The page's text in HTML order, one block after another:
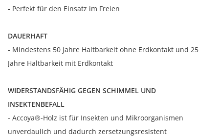
- Perfekt für den Einsatz im Freien
DAUERHAFT
- Mindestens 50 Jahre Haltbarkeit ohne Erdkontakt und 25
Jahre Haltbarkeit mit Erdkontakt
WIDERSTANDSFÄHIG GEGEN SCHIMMEL UND
INSEKTENBEFALL
- Accoya®-Holz ist für Insekten und Mikroorganismen
unverdaulich und dadurch zersetzungsresistent